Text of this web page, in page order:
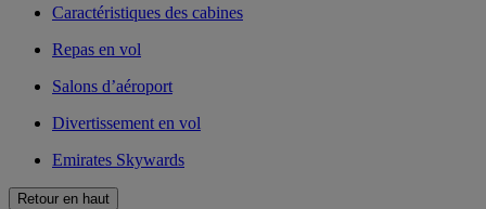
Caractéristiques des cabines
Repas en vol
Salons d’aéroport
Divertissement en vol
Emirates Skywards
Retour en haut